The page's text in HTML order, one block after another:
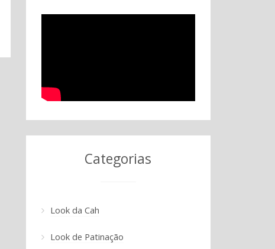
Categorias
Look da Cah
Look de Patinação